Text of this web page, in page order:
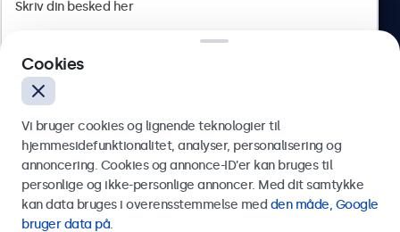
Herstedøstervej 27-29, unit A, 2620 Albertslund, Danmark
Dansk
Send
Eller ring til os på
Cookies
Vi bruger cookies og lignende teknologier til
hjemmesidefunktionalitet, analyser, personalisering og
annoncering. Cookies og annonce-ID’er kan bruges til
personlige og ikke-personlige annoncer. Med dit samtykke
kan data bruges i overensstemmelse med den måde, Google
bruger data på.